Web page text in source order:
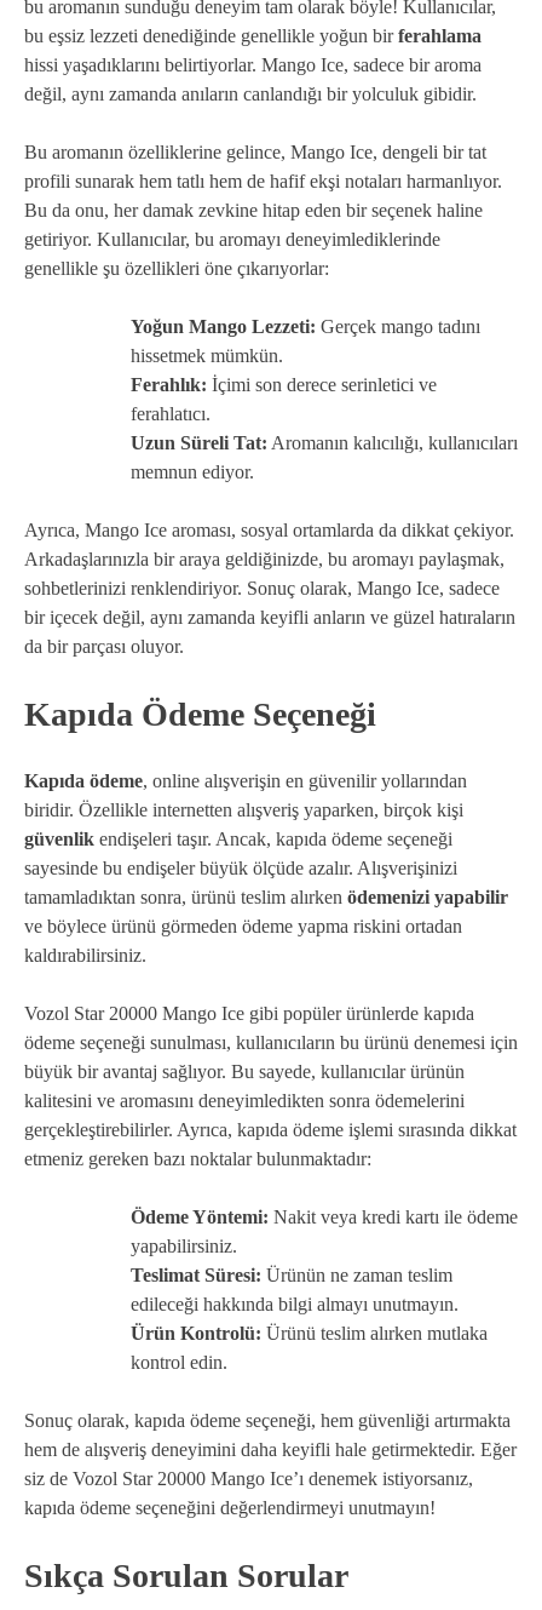
bu aromanın sunduğu deneyim tam olarak böyle! Kullanıcılar,
bu eşsiz lezzeti denediğinde genellikle yoğun birferahlama
hissi yaşadıklarını belirtiyorlar. Mango Ice, sadece bir aroma
değil, aynı zamanda anıların canlandığı bir yolculuk gibidir.
Bu aromanın özelliklerine gelince, Mango Ice, dengeli bir tat
profili sunarak hem tatlı hem de hafif ekşi notaları harmanlıyor.
Bu da onu, her damak zevkine hitap eden bir seçenek haline
getiriyor. Kullanıcılar, bu aromayı deneyimlediklerinde
genellikle şu özellikleri öne çıkarıyorlar:
Yoğun Mango Lezzeti: Gerçek mango tadını
hissetmek mümkün.
Ferahlık: İçimi son derece serinletici ve
ferahlatıcı.
Uzun Süreli Tat: Aromanın kalıcılığı, kullanıcıları
memnun ediyor.
Ayrıca, Mango Ice aroması, sosyal ortamlarda da dikkat çekiyor.
Arkadaşlarınızla bir araya geldiğinizde, bu aromayı paylaşmak,
sohbetlerinizi renklendiriyor. Sonuç olarak, Mango Ice, sadece
bir içecek değil, aynı zamanda keyifli anların ve güzel hatıraların
da bir parçası oluyor.
Kapıda Ödeme Seçeneği
Kapıda ödeme, online alışverişin en güvenilir yollarından
biridir. Özellikle internetten alışveriş yaparken, birçok kişi
güvenlik endişeleri taşır. Ancak, kapıda ödeme seçeneği
sayesinde bu endişeler büyük ölçüde azalır. Alışverişinizi
tamamladıktan sonra, ürünü teslim alırken ödemenizi yapabilir
ve böylece ürünü görmeden ödeme yapma riskini ortadan
kaldırabilirsiniz.
Vozol Star 20000 Mango Ice gibi popüler ürünlerde kapıda
ödeme seçeneği sunulması, kullanıcıların bu ürünü denemesi için
büyük bir avantaj sağlıyor. Bu sayede, kullanıcılar ürünün
kalitesini ve aromasını deneyimledikten sonra ödemelerini
gerçekleştirebilirler. Ayrıca, kapıda ödeme işlemi sırasında dikkat
etmeniz gereken bazı noktalar bulunmaktadır:
Ödeme Yöntemi: Nakit veya kredi kartı ile ödeme
yapabilirsiniz.
Teslimat Süresi: Ürünün ne zaman teslim
edileceği hakkında bilgi almayı unutmayın.
Ürün Kontrolü: Ürünü teslim alırken mutlaka
kontrol edin.
Sonuç olarak, kapıda ödeme seçeneği, hem güvenliği artırmakta
hem de alışveriş deneyimini daha keyifli hale getirmektedir. Eğer
siz de Vozol Star 20000 Mango Ice’ı denemek istiyorsanız,
kapıda ödeme seçeneğini değerlendirmeyi unutmayın!
Sıkça Sorulan Sorular